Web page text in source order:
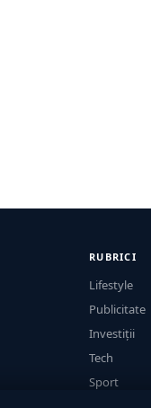
RUBRICI
Lifestyle
Publicitate
Investiții
Tech
Sport